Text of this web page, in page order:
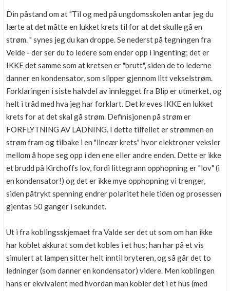
Få mer ut av Boligmappa
Din påstand om at "Til og med på ungdomsskolen antar jeg du
lærte at det måtte en lukket krets til for at det skulle gå en
strøm. " synes jeg du kan droppe. Se nederst på tegningen fra
Velde - der ser du to ledere som ender opp i ingenting; det er
IKKE det samme som at kretsen er "brutt", siden de to lederne
danner en kondensator, som slipper gjennom litt vekselstrøm.
Forklaringen i siste halvdel av innlegget fra Blip er utmerket, og
helt i tråd med hva jeg har forklart. Det kreves IKKE en lukket
krets for at det skal gå strøm. Definisjonen på strøm er
FORFLYTNING AV LADNING. I dette tilfellet er strømmen en
strøm fram og tilbake i en "lineær krets" hvor elektroner veksler
mellom å hope seg opp i den ene eller andre enden. Dette er ikke
et brudd på Kirchoffs lov, fordi littegrann opphopning er "lov" (i
en kondensator!) og det er ikke mye opphopning vi trenger,
siden påtrykt spenning endrer polaritet hele tiden og prosessen
gjentas 50 ganger i sekundet.
Ut i fra koblingsskjemaet fra Valde ser det ut som om han ikke
har koblet akkurat som det kobles i et hus; han har på et vis
simulert at lampen sitter helt inntil bryteren, og så går det to
ledninger (som danner en kondensator) videre. Men koblingen
hans er ekvivalent med hvordan man kobler det i et hus (med